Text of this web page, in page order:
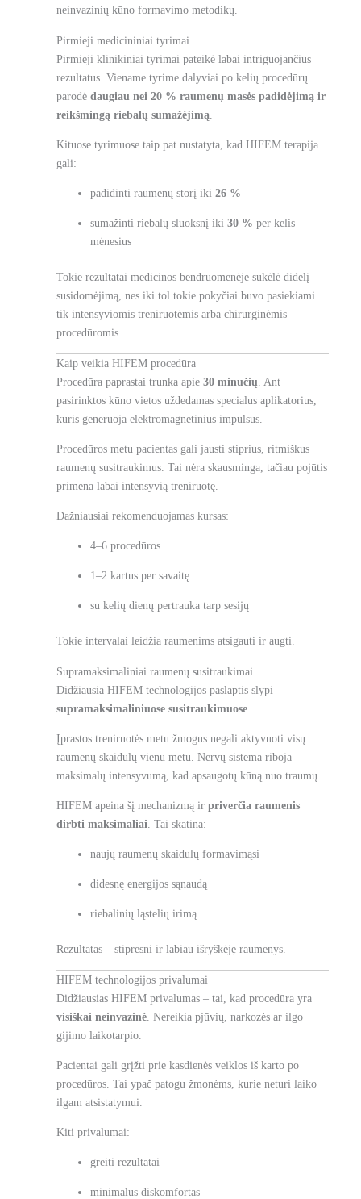
neinvazinių kūno formavimo metodikų.
Pirmieji medicininiai tyrimai
Pirmieji klinikiniai tyrimai pateikė labai intriguojančius
rezultatus. Viename tyrime dalyviai po kelių procedūrų
parodė daugiau nei 20 % raumenų masės padidėjimą ir
reikšmingą riebalų sumažėjimą.
Kituose tyrimuose taip pat nustatyta, kad HIFEM terapija
gali:
padidinti raumenų storį iki 26 %
sumažinti riebalų sluoksnį iki 30 % per kelis
mėnesius
Tokie rezultatai medicinos bendruomenėje sukėlė didelį
susidomėjimą, nes iki tol tokie pokyčiai buvo pasiekiami
tik intensyviomis treniruotėmis arba chirurginėmis
procedūromis.
Kaip veikia HIFEM procedūra
Procedūra paprastai trunka apie 30 minučių. Ant
pasirinktos kūno vietos uždedamas specialus aplikatorius,
kuris generuoja elektromagnetinius impulsus.
Procedūros metu pacientas gali jausti stiprius, ritmiškus
raumenų susitraukimus. Tai nėra skausminga, tačiau pojūtis
primena labai intensyvią treniruotę.
Dažniausiai rekomenduojamas kursas:
4–6 procedūros
1–2 kartus per savaitę
su kelių dienų pertrauka tarp sesijų
Tokie intervalai leidžia raumenims atsigauti ir augti.
Supramaksimaliniai raumenų susitraukimai
Didžiausia HIFEM technologijos paslaptis slypi
supramaksimaliniuose susitraukimuose.
Įprastos treniruotės metu žmogus negali aktyvuoti visų
raumenų skaidulų vienu metu. Nervų sistema riboja
maksimalų intensyvumą, kad apsaugotų kūną nuo traumų.
HIFEM apeina šį mechanizmą ir priverčia raumenis
dirbti maksimaliai. Tai skatina:
naujų raumenų skaidulų formavimąsi
didesnę energijos sąnaudą
riebalinių ląstelių irimą
Rezultatas – stipresni ir labiau išryškėję raumenys.
HIFEM technologijos privalumai
Didžiausias HIFEM privalumas – tai, kad procedūra yra
visiškai neinvazinė. Nereikia pjūvių, narkozės ar ilgo
gijimo laikotarpio.
Pacientai gali grįžti prie kasdienės veiklos iš karto po
procedūros. Tai ypač patogu žmonėms, kurie neturi laiko
ilgam atsistatymui.
Kiti privalumai:
greiti rezultatai
minimalus diskomfortas